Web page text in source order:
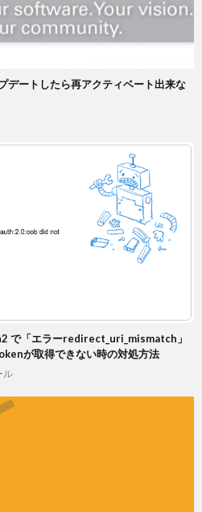
ートしたら再アクティベート出来な
で「エラーredirect_uri_mismatch」
が取得できない時の対処方法
ル